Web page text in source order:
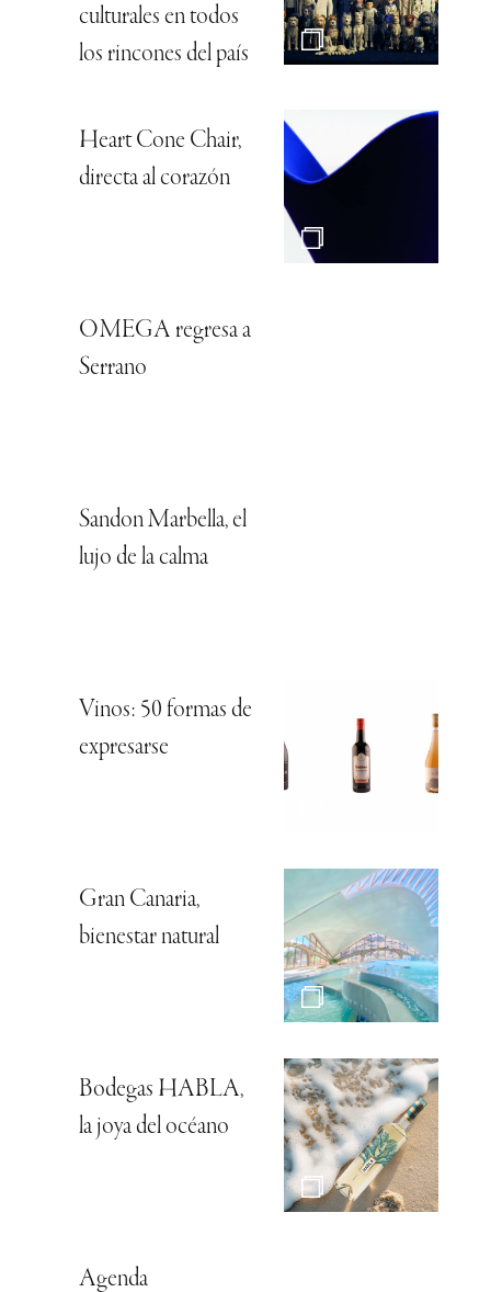
culturales en todos
los rincones del país
Heart Cone Chair,
directa al corazón
OMEGA regresa a
Serrano
Sandon Marbella, el
lujo de la calma
Vinos: 50 formas de
expresarse
Gran Canaria,
bienestar natural
Bodegas HABLA,
la joya del océano
Agenda